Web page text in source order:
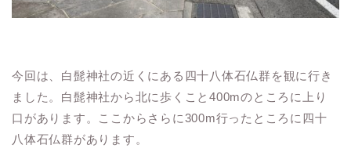
今回は、白髭神社の近くにある四十八体石仏群を観に行き
ました。白髭神社から北に歩くこと400mのところに上り
口があります。ここからさらに300m行ったところに四十
八体石仏群があります。